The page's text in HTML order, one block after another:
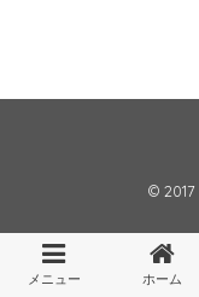
© 2017